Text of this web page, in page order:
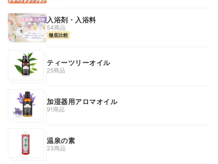
入浴剤・入浴料
54商品
徹底比較
ティーツリーオイル
25商品
加湿器用アロマオイル
91商品
温泉の素
23商品